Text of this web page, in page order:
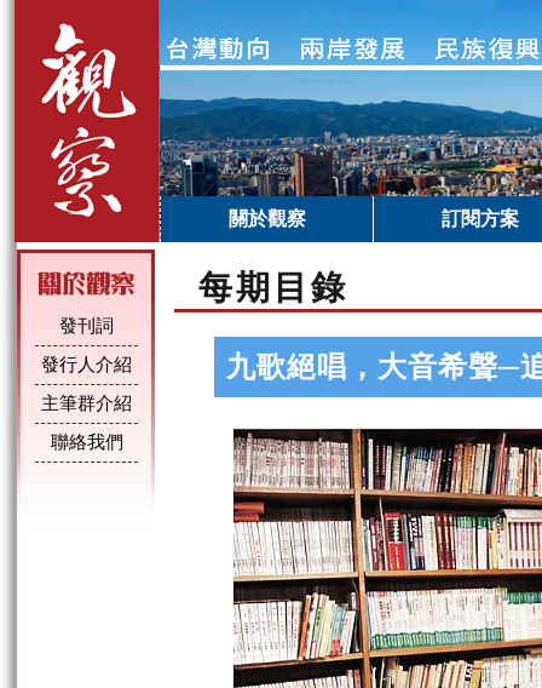
關於觀察 訂閱方案
發刊詞
發行人介紹
主筆群介紹
聯絡我們
每期目錄
九歌絕唱，大音希聲─